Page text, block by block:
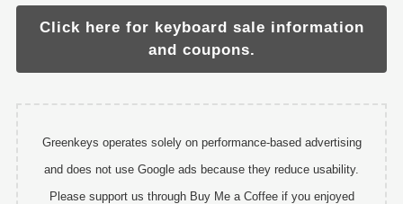
Click here for keyboard sale information
and coupons.
Greenkeys operates solely on performance-based advertising
and does not use Google ads because they reduce usability.
Please support us through Buy Me a Coffee if you enjoyed